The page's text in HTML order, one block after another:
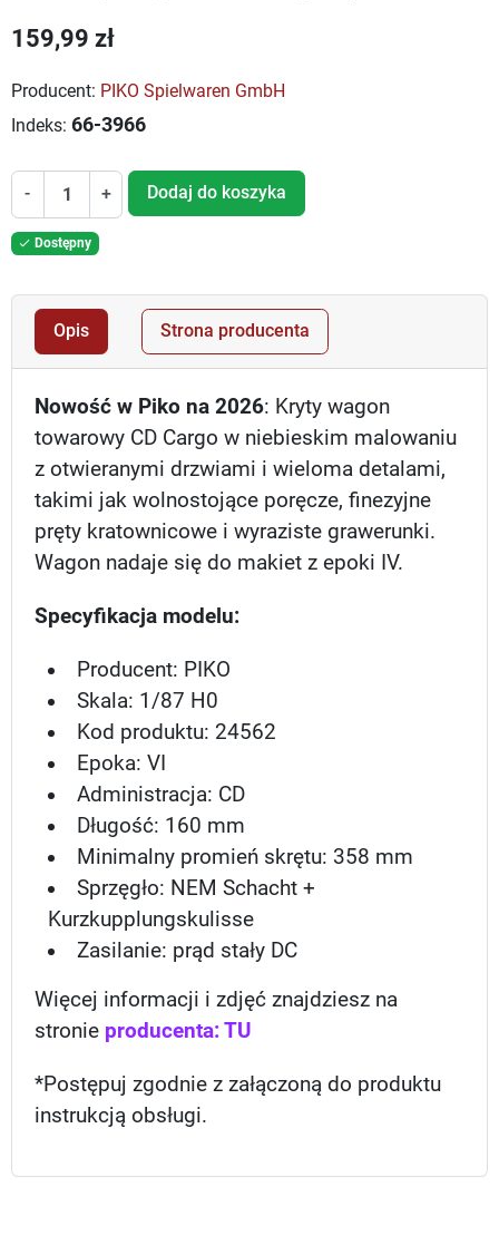
159,99 zł
Producent: PIKO Spielwaren GmbH
Indeks: 66-3966
- + Dodaj do koszyka
 Dostępny
Opis Strona producenta
Nowość w Piko na 2026: Kryty wagon
towarowy CD Cargo w niebieskim malowaniu
z otwieranymi drzwiami i wieloma detalami,
takimi jak wolnostojące poręcze, finezyjne
pręty kratownicowe i wyraziste grawerunki.
Wagon nadaje się do makiet z epoki IV.
Specyfikacja modelu:
Producent: PIKO
Skala: 1/87 H0
Kod produktu: 24562
Epoka: VI
Administracja: CD
Długość: 160 mm
Minimalny promień skrętu: 358 mm
Sprzęgło: NEM Schacht +
Kurzkupplungskulisse
Zasilanie: prąd stały DC
Więcej informacji i zdjęć znajdziesz na
stronie producenta: TU
*Postępuj zgodnie z załączoną do produktu
instrukcją obsługi.